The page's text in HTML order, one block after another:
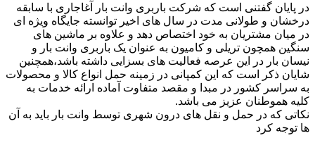
در پایان گفتنی است که شرکت باربری وانت بار آغاجاری با سابقه
درخشان و طولانی مدت در سال های اخیر توانسته جایگاه ویژه ای
در میان مشتریان به خود اختصاص دهد و علاوه بر ماشین های
سنگین همچون تریلی و کامیون به عنوان یک باربری وانت بار و
نیسان بار در این عرصه فعالیت های بسزایی داشته باشد،همچنین
شایان ذکر است که این کمپانی در زمینه حمل انواع کالا و محصولات
به سراسر کشور در مبدا و مقصد متفاوت آماده ارائه خدمات به
کلیه هموطنان عزیز می باشد.
نکاتی که در حمل و نقل های درون شهری توسط وانت بار باید به آن
ها توجه کرد